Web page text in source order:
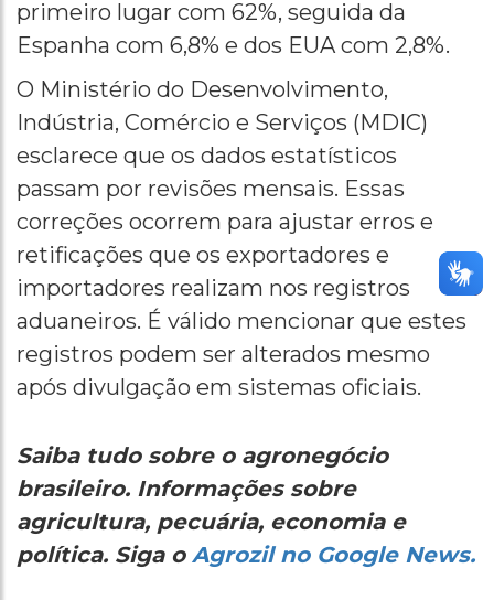
primeiro lugar com 62%, seguida da
Espanha com 6,8% e dos EUA com 2,8%.
O Ministério do Desenvolvimento,
Indústria, Comércio e Serviços (MDIC)
esclarece que os dados estatísticos
passam por revisões mensais. Essas
correções ocorrem para ajustar erros e
retificações que os exportadores e
importadores realizam nos registros
aduaneiros. É válido mencionar que estes
registros podem ser alterados mesmo
após divulgação em sistemas oficiais.
Saiba tudo sobre o agronegócio
brasileiro. Informações sobre
agricultura, pecuária, economia e
política. Siga o Agrozil no Google News.